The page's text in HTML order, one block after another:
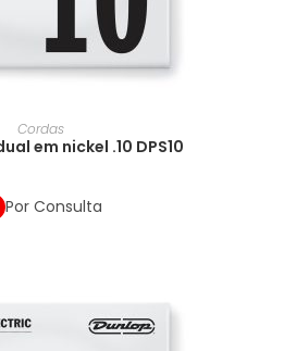
Cordas
em nickel .10 DPS10
Por Consulta